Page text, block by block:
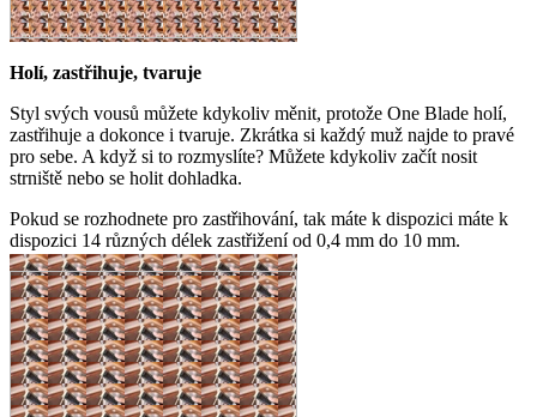
Holí, zastřihuje, tvaruje
Styl svých vousů můžete kdykoliv měnit, protože One Blade holí,
zastřihuje a dokonce i tvaruje. Zkrátka si každý muž najde to pravé
pro sebe. A když si to rozmyslíte? Můžete kdykoliv začít nosit
strniště nebo se holit dohladka.
Pokud se rozhodnete pro zastřihování, tak máte k dispozici máte k
dispozici 14 různých délek zastřižení od 0,4 mm do 10 mm.